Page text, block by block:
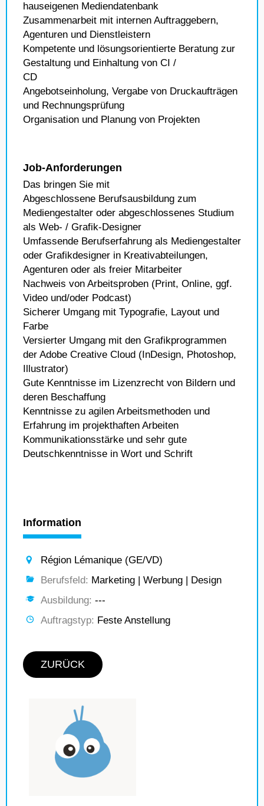
hauseigenen Mediendatenbank
Zusammenarbeit mit internen Auftraggebern,
Agenturen und Dienstleistern
Kompetente und lösungsorientierte Beratung zur
Gestaltung und Einhaltung von CI /
CD
Angebotseinholung, Vergabe von Druckaufträgen
und Rechnungsprüfung
Organisation und Planung von Projekten
Job-Anforderungen
Das bringen Sie mit
Abgeschlossene Berufsausbildung zum
Mediengestalter oder abgeschlossenes Studium
als Web- / Grafik-Designer
Umfassende Berufserfahrung als Mediengestalter
oder Grafikdesigner in Kreativabteilungen,
Agenturen oder als freier Mitarbeiter
Nachweis von Arbeitsproben (Print, Online, ggf.
Video und/oder Podcast)
Sicherer Umgang mit Typografie, Layout und
Farbe
Versierter Umgang mit den Grafikprogrammen
der Adobe Creative Cloud (InDesign, Photoshop,
Illustrator)
Gute Kenntnisse im Lizenzrecht von Bildern und
deren Beschaffung
Kenntnisse zu agilen Arbeitsmethoden und
Erfahrung im projekthaften Arbeiten
Kommunikationsstärke und sehr gute
Deutschkenntnisse in Wort und Schrift
Information
Région Lémanique (GE/VD)
Berufsfeld: Marketing | Werbung | Design
Ausbildung: ---
Auftragstyp: Feste Anstellung
ZURÜCK